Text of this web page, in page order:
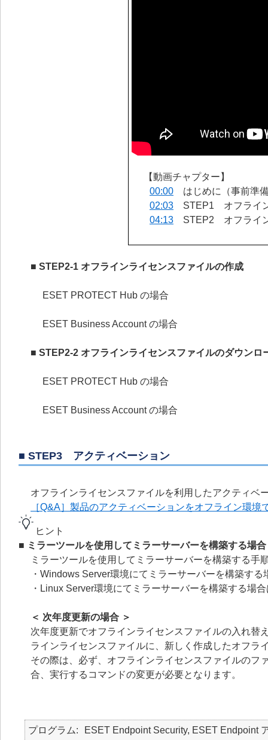
【動画チャプター】
00:00 はじめに（事前準
02:03 STEP1 オフライン
04:13 STEP2 オフライン
■ STEP2-1 オフラインライセンスファイルの作成
ESET PROTECT Hub の場合
ESET Business Account の場合
■ STEP2-2 オフラインライセンスファイルのダウンロ
ESET PROTECT Hub の場合
ESET Business Account の場合
■ STEP3 アクティベーション
オフラインライセンスファイルを利用したアクティベ
［Q&A］製品のアクティベーションをオフライン環境
ヒント
■ ミラーツールを使用してミラーサーバーを構築する場合
ミラーツールを使用してミラーサーバーを構築する手
・Windows Server環境にてミラーサーバーを構築する
・Linux Server環境にてミラーサーバーを構築する場
＜ 次年度更新の場合 ＞
次年度更新でオフラインライセンスファイルの入れ替
ラインライセンスファイルに、新しく作成したオフラ
その際は、必ず、オフラインライセンスファイルのフ
合、実行するコマンドの変更が必要となります。
プログラム
ESET Endpoint Security, ESET Endpoint